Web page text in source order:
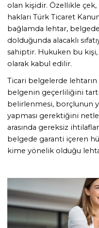
olan kişidir. Özellikle
hakları Türk Ticaret
bağlamda lehtar,
dolduğunda alacaklı
sahiptir. Hukuken bu kişi,
olarak kabul edilir.
Ticari belgelerde
belgenin geçerliliğini
belirlenmesi, borçlunun
yapması gerektiğini
arasında gereksiz
belgede garanti içeren
kime yönelik olduğu